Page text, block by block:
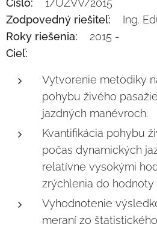
Číslo: 1/ÚZVV/2015
Zodpovedný riešiteľ: Ing.
Roky riešenia:
2015 -
Cieľ:
Vytvorenie metodiky
pohybu živého
jazdných manévroch.
Kvantifikácia pohybu
počas dynamických
relatívne vysokými
zrýchlenia do hodnoty
Vyhodnotenie
meraní zo